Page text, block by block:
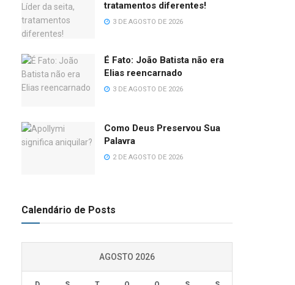
tratamentos diferentes!
3 DE AGOSTO DE 2026
É Fato: João Batista não era
Elias reencarnado
3 DE AGOSTO DE 2026
Como Deus Preservou Sua
Palavra
2 DE AGOSTO DE 2026
Calendário de Posts
AGOSTO 2026